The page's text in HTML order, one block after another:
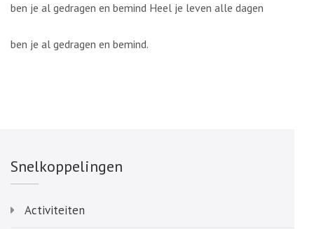
ben je al gedragen en bemind Heel je leven alle dagen
ben je al gedragen en bemind.
Snelkoppelingen
Activiteiten